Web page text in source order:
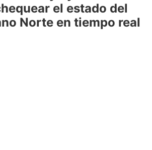
el estado del
Norte en tiempo real